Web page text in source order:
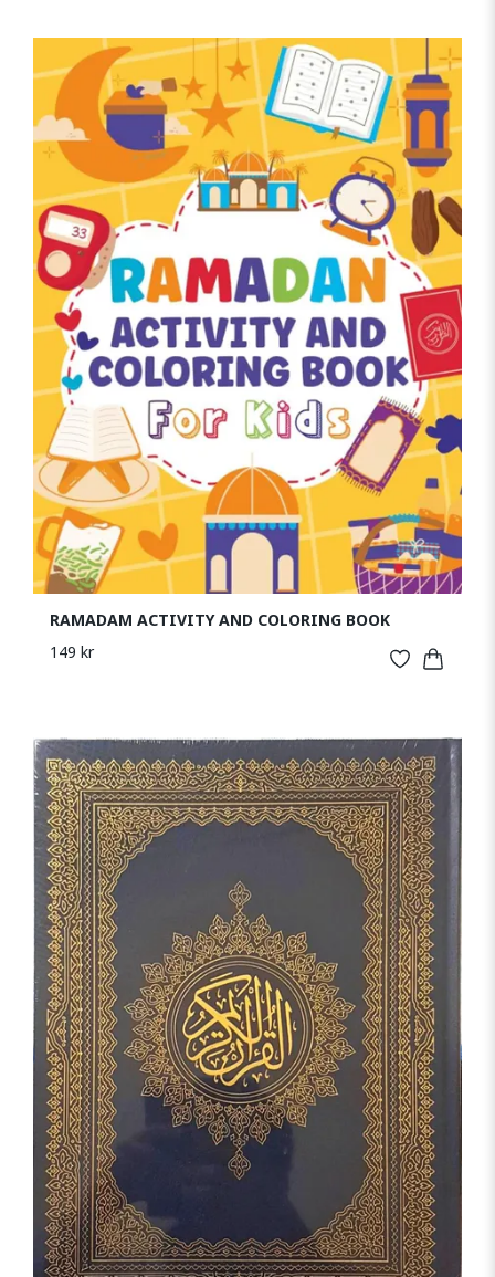
RAMADAM ACTIVITY AND COLORING BOOK
149 kr